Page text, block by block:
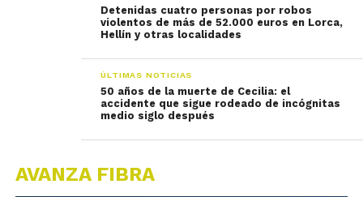
Detenidas cuatro personas por robos
violentos de más de 52.000 euros en Lorca,
Hellín y otras localidades
ÚLTIMAS NOTICIAS
50 años de la muerte de Cecilia: el
accidente que sigue rodeado de incógnitas
medio siglo después
AVANZA FIBRA